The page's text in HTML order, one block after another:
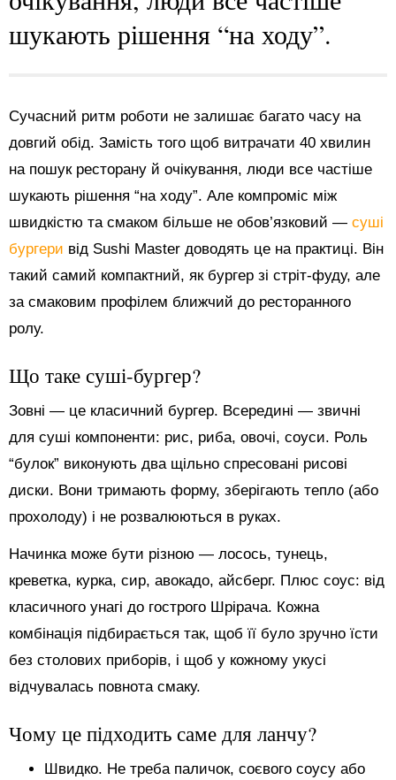
шукають рішення “на ходу”.
Сучасний ритм роботи не залишає багато часу на
довгий обід. Замість того щоб витрачати 40 хвилин
на пошук ресторану й очікування, люди все частіше
шукають рішення “на ходу”. Але компроміс між
швидкістю та смаком більше не обов’язковий — суші
бургери від Sushi Master доводять це на практиці. Він
такий самий компактний, як бургер зі стріт-фуду, але
за смаковим профілем ближчий до ресторанного
ролу.
Що таке суші-бургер?
Зовні — це класичний бургер. Всередині — звичні
для суші компоненти: рис, риба, овочі, соуси. Роль
“булок” виконують два щільно спресовані рисові
диски. Вони тримають форму, зберігають тепло (або
прохолоду) і не розвалюються в руках.
Начинка може бути різною — лосось, тунець,
креветка, курка, сир, авокадо, айсберг. Плюс соус: від
класичного унагі до гострого Шрірача. Кожна
комбінація підбирається так, щоб її було зручно їсти
без столових приборів, і щоб у кожному укусі
відчувалась повнота смаку.
Чому це підходить саме для ланчу?
Швидко. Не треба паличок, соєвого соусу або